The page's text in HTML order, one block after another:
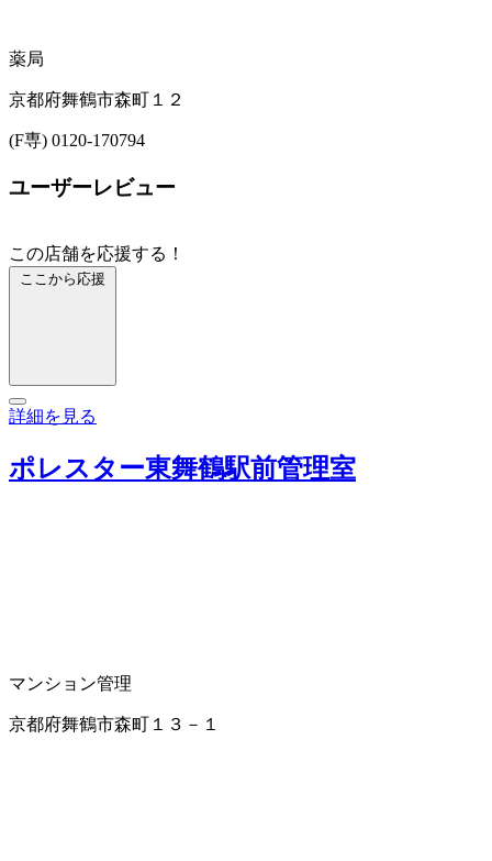
薬局
京都府舞鶴市森町１２
(F専) 0120-170794
ユーザーレビュー
この店舗を応援する！
ここから応援
詳細を見る
ポレスター東舞鶴駅前管理室
マンション管理
京都府舞鶴市森町１３－１